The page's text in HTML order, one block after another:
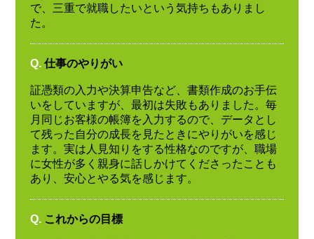
で、三重で就職したいという気持ちもありまし
た。
Q. 仕事のやりがい
証憑類の入力や決算申告など、書類作成のお手伝
いをしていますが、最初は失敗もありました。毎
月同じお客様の帳簿を入力するので、データとし
て残った自分の成長を見たときにやりがいを感じ
ます。実は人見知りをする性格なのですが、職場
に女性が多く親身に話しかけてくださったことも
あり、安心とやる気を感じます。
Q. これからの目標